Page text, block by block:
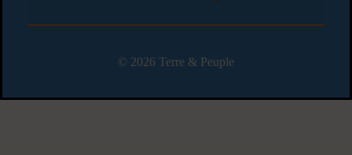
© 2026 Terre & Peuple